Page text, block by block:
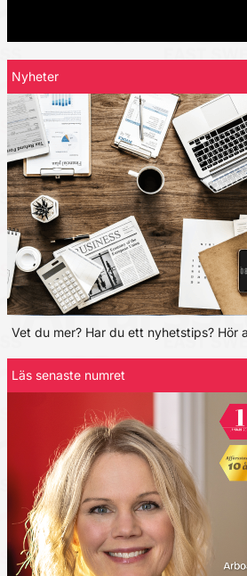
Nyheter
Vet du mer? Har du ett nyhetstips? Hör
Läs senaste numret